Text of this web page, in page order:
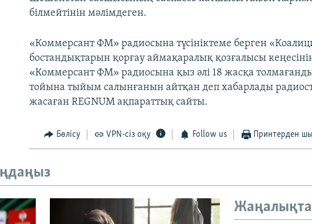
білмейтінін мәлімдеген.
«Коммерсант ФМ» радиосына түсініктеме берген
бостандықтарын қорғау аймақаралық қозғалысы
«Коммерсант ФМ» радиосына қыз әлі 18 жасқа
тойына тыйым салынғанын айтқан деп хабарлады
жасаған REGNUM ақпараттық сайты.
Бөлісу VPN-сіз оқу Follow us Принтерден